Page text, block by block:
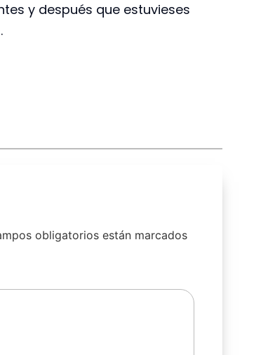
y después que estuvieses
obligatorios están marcados